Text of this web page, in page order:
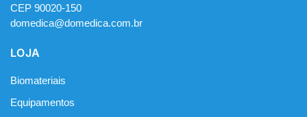
CEP 90020-150
domedica@domedica.com.br
LOJA
Biomateriais
Equipamentos